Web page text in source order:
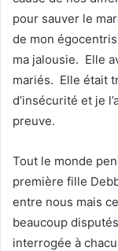
pour sauver le
de mon
ma jalousie. Elle
mariés. Elle était
d’insécurité et je
preuve.
Tout le monde
première fille
entre nous mais
beaucoup
interrogée à